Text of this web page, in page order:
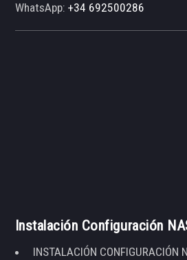
WhatsApp:+34 692500286
Instalación Configuración
INSTALACIÓN CONFIGURACIÓN